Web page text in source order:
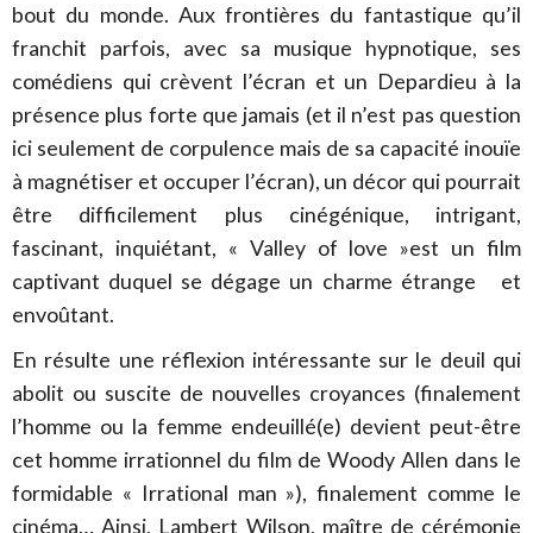
bout du monde. Aux frontières du fantastique qu’il
franchit parfois, avec sa musique hypnotique, ses
comédiens qui crèvent l’écran et un Depardieu à la
présence plus forte que jamais (et il n’est pas question
ici seulement de corpulence mais de sa capacité inouïe
à magnétiser et occuper l’écran), un décor qui pourrait
être difficilement plus cinégénique, intrigant,
fascinant, inquiétant, « Valley of love »est un film
captivant duquel se dégage un charme étrange et
envoûtant.
En résulte une réflexion intéressante sur le deuil qui
abolit ou suscite de nouvelles croyances (finalement
l’homme ou la femme endeuillé(e) devient peut-être
cet homme irrationnel du film de Woody Allen dans le
formidable « Irrational man »), finalement comme le
cinéma… Ainsi, Lambert Wilson, maître de cérémonie